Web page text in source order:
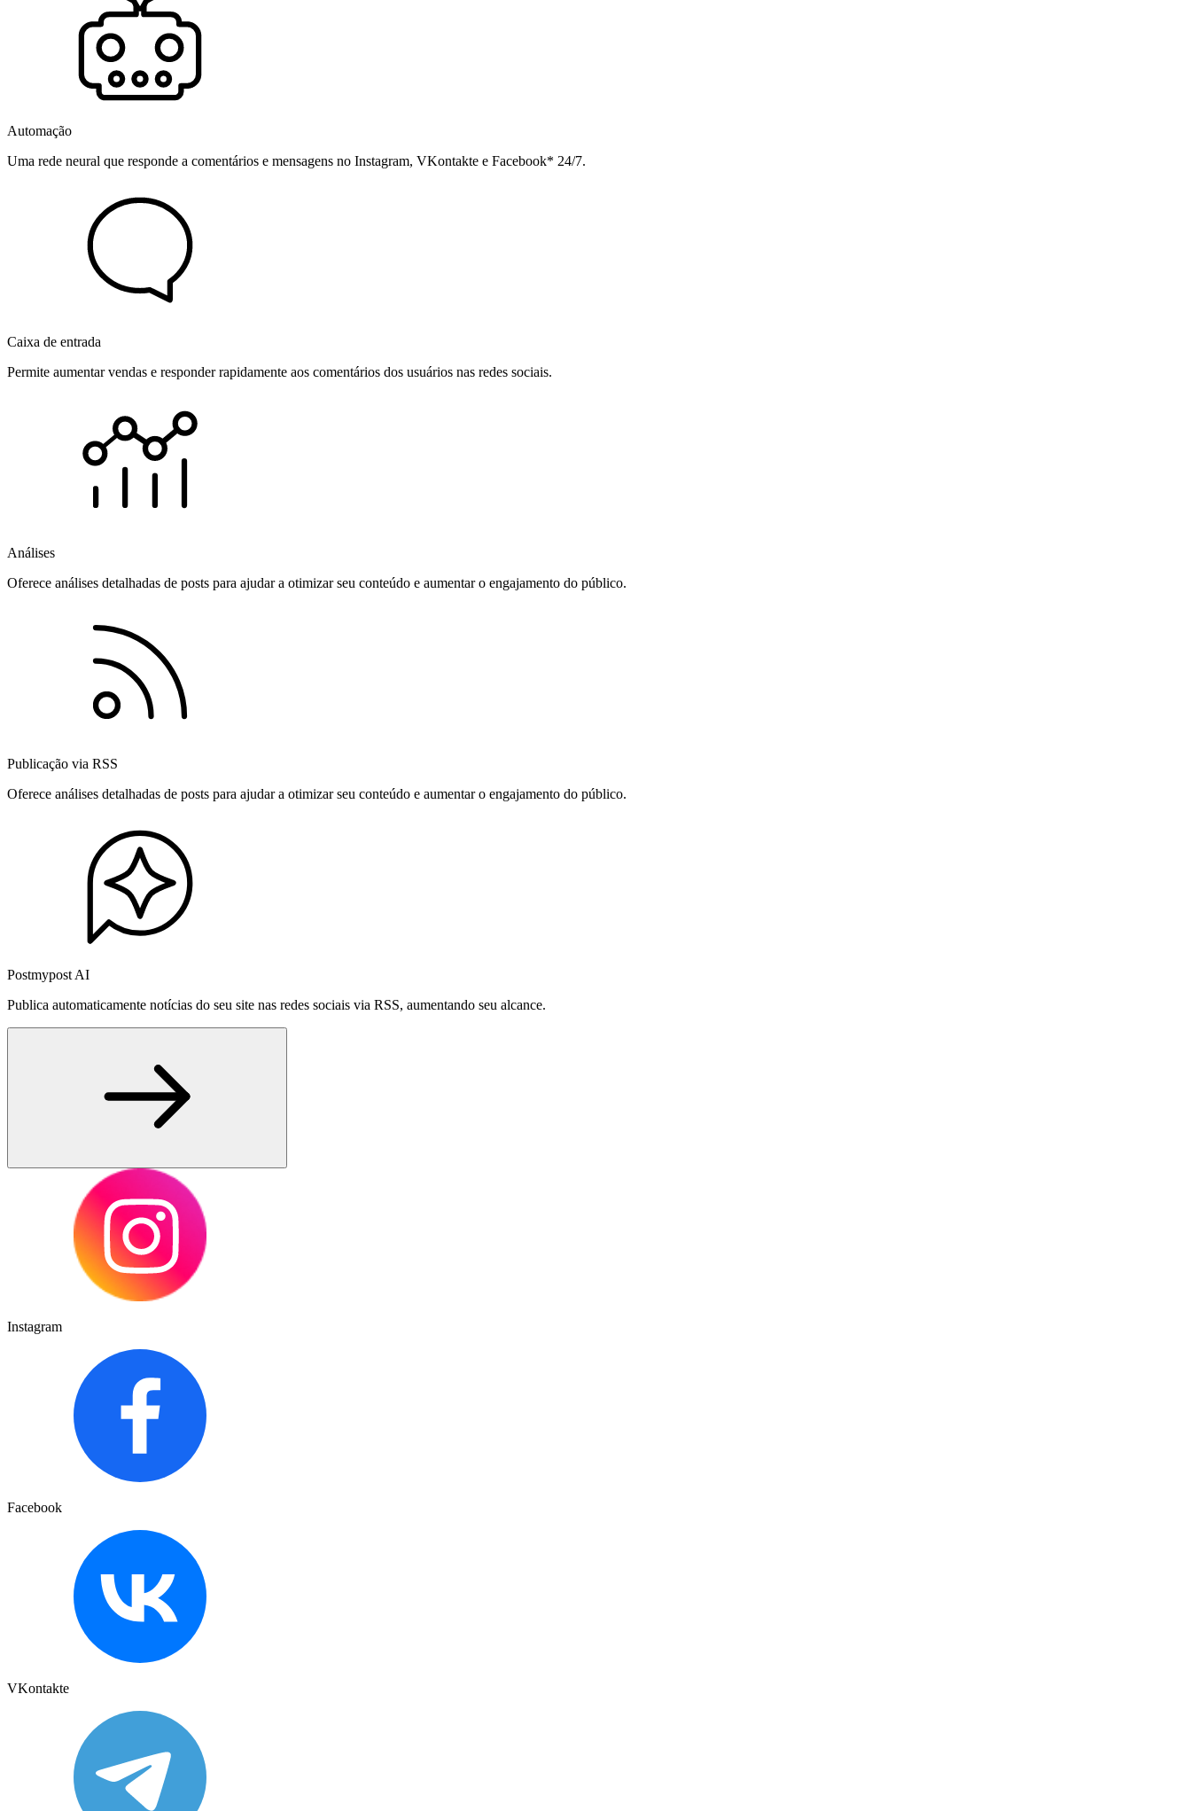
Automação
Uma rede neural que responde a comentários e mensagens no Instagram, VKontakte e Facebook* 24/7.
Caixa de entrada
Permite aumentar vendas e responder rapidamente aos comentários dos usuários nas redes sociais.
Análises
Oferece análises detalhadas de posts para ajudar a otimizar seu conteúdo e aumentar o engajamento do público.
Publicação via RSS
Oferece análises detalhadas de posts para ajudar a otimizar seu conteúdo e aumentar o engajamento do público.
Postmypost AI
Publica automaticamente notícias do seu site nas redes sociais via RSS, aumentando seu alcance.
Instagram
Facebook
VKontakte